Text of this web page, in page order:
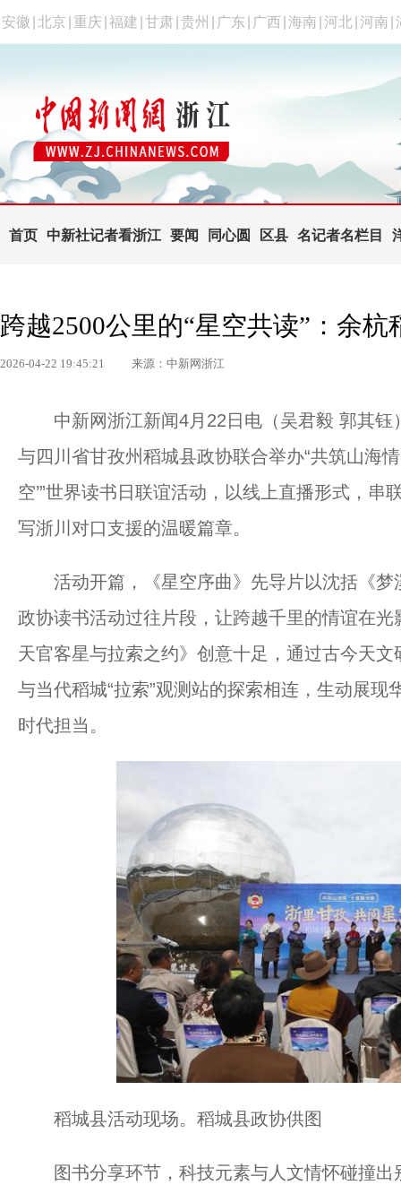
安徽 北京 重庆 福建 甘肃 贵州 广东 广西 海南 河北 河南
首页 中新社记者看浙江 要闻 同心圆 区县 名记者名栏目
跨越2500公里的“星空共读”：余
2026-04-22 19:45:21 来源：中新网浙江
中新网浙江新闻4月22日电（吴君毅 郭其钰
与四川省甘孜州稻城县政协联合举办“共筑山海
空’”世界读书日联谊活动，以线上直播形式，
写浙川对口支援的温暖篇章。
活动开篇，《星空序曲》先导片以沈括《梦
政协读书活动过往片段，让跨越千里的情谊在
天官客星与拉索之约》创意十足，通过古今天文
与当代稻城“拉索”观测站的探索相连，生动展
时代担当。
稻城县活动现场。稻城县政协供图
图书分享环节，科技元素与人文情怀碰撞出